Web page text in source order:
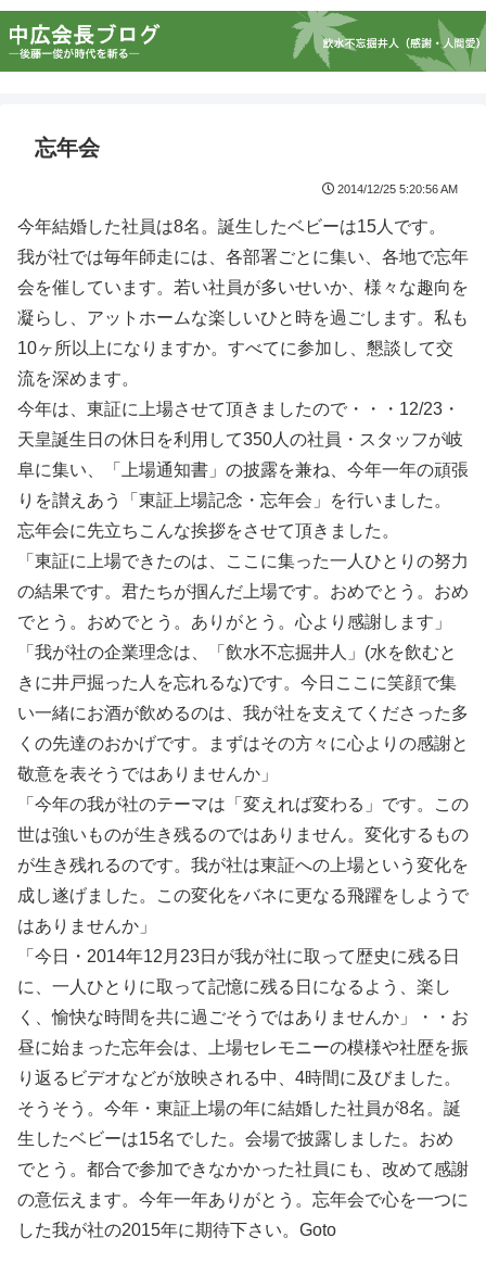
忘年会
2014/12/25 5:20:56 AM
今年結婚した社員は8名。誕生したベビーは15人です。
我が社では毎年師走には、各部署ごとに集い、各地で忘年
会を催しています。若い社員が多いせいか、様々な趣向を
凝らし、アットホームな楽しいひと時を過ごします。私も
10ヶ所以上になりますか。すべてに参加し、懇談して交
流を深めます。
今年は、東証に上場させて頂きましたので・・・12/23・
天皇誕生日の休日を利用して350人の社員・スタッフが岐
阜に集い、「上場通知書」の披露を兼ね、今年一年の頑張
りを讃えあう「東証上場記念・忘年会」を行いました。
忘年会に先立ちこんな挨拶をさせて頂きました。
「東証に上場できたのは、ここに集った一人ひとりの努力
の結果です。君たちが掴んだ上場です。おめでとう。おめ
でとう。おめでとう。ありがとう。心より感謝します」
「我が社の企業理念は、「飲水不忘掘井人」(水を飲むと
きに井戸掘った人を忘れるな)です。今日ここに笑顔で集
い一緒にお酒が飲めるのは、我が社を支えてくださった多
くの先達のおかげです。まずはその方々に心よりの感謝と
敬意を表そうではありませんか」
「今年の我が社のテーマは「変えれば変わる」です。この
世は強いものが生き残るのではありません。変化するもの
が生き残れるのです。我が社は東証への上場という変化を
成し遂げました。この変化をバネに更なる飛躍をしようで
はありませんか」
「今日・2014年12月23日が我が社に取って歴史に残る日
に、一人ひとりに取って記憶に残る日になるよう、楽し
く、愉快な時間を共に過ごそうではありませんか」・・お
昼に始まった忘年会は、上場セレモニーの模様や社歴を振
り返るビデオなどが放映される中、4時間に及びました。
そうそう。今年・東証上場の年に結婚した社員が8名。誕
生したベビーは15名でした。会場で披露しました。おめ
でとう。都合で参加できなかかった社員にも、改めて感謝
の意伝えます。今年一年ありがとう。忘年会で心を一つに
した我が社の2015年に期待下さい。Goto